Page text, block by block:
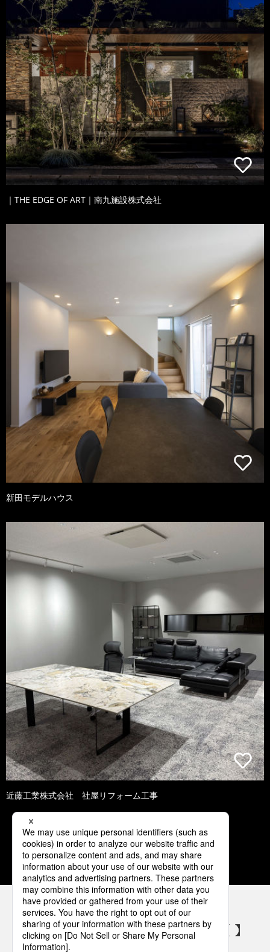
｜THE EDGE OF ART｜南九施設株式会社
新田モデルハウス
近藤工業株式会社 社屋リフォーム工事
1 2 3 4 5
パナソニックの電気設備 SNSアカウント